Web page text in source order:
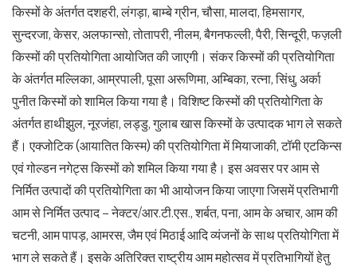
किस्मों के अंतर्गत दशहरी, लंगड़ा, बाम्बे ग्रीन, चौसा, मालदा, हिमसागर,
सुन्दरजा, केसर, अलफान्सो, तोतापरी, नीलम, बैगनफल्ली, पैरी, सिन्दूरी, फज़ली
किस्मों की प्रतियोगिता आयोजित की जाएगी। संकर किस्मों की प्रतियोगिता
के अंतर्गत मल्लिका, आम्रपाली, पूसा अरूणिमा, अम्बिका, रत्ना, सिंधु, अर्का
पुनीत किस्मों को शामिल किया गया है। विशिष्ट किस्मों की प्रतियोगिता के
अंतर्गत हाथीझुल, नूरजंहा, लड्डु, गुलाब खास किस्मों के उत्पादक भाग ले सकते
हैं। एक्जोटिक (आयातित किस्म) की प्रतियोगिता में मियाजाकी, टॉमी एटकिन्स
एवं गोल्डन नगेट्स किस्मों को शमिल किया गया है। इस अवसर पर आम से
निर्मित उत्पादों की प्रतियोगिता का भी आयोजन किया जाएगा जिसमें प्रतिभागी
आम से निर्मित उत्पाद – नेक्टर/आर.टी.एस., शर्बत, पना, आम के अचार, आम की
चटनी, आम पापड़, आमरस, जैम एवं मिठाई आदि व्यंजनों के साथ प्रतियोगिता में
भाग ले सकते हैं। इसके अतिरिक्त राष्ट्रीय आम महोत्सव में प्रतिभागियों हेतु